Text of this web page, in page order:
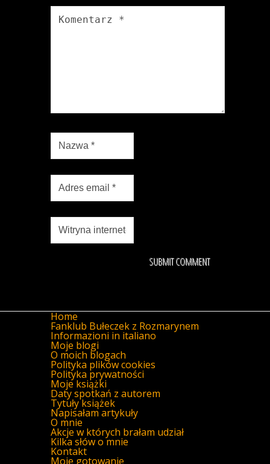
Home
Fanklub Bułeczek z Rozmarynem
Informazioni in italiano
Moje blogi
O moich blogach
Polityka plików cookies
Polityka prywatności
Moje książki
Daty spotkań z autorem
Tytuły książek
Napisałam artykuły
O mnie
Akcje w których brałam udział
Kilka słów o mnie
Kontakt
Moje gotowanie